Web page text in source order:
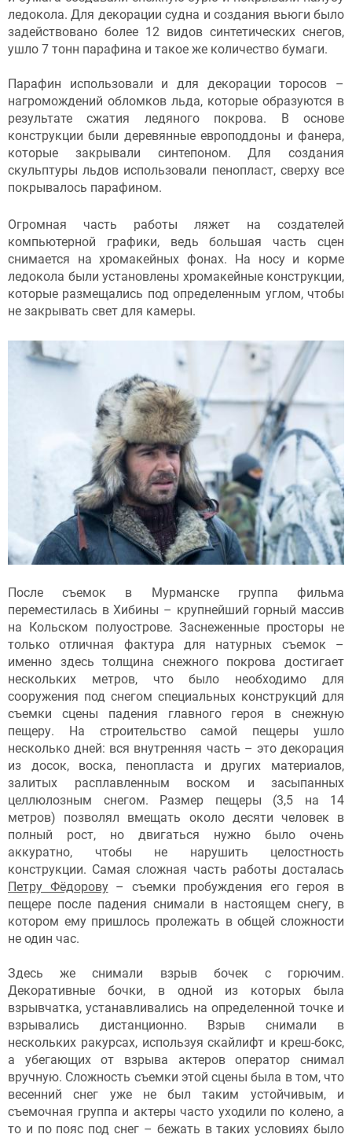
ледокола. Для декорации судна и создания вьюги было
задействовано более 12 видов синтетических снегов,
ушло 7 тонн парафина и такое же количество бумаги.
Парафин использовали и для декорации торосов –
нагромождений обломков льда, которые образуются в
результате сжатия ледяного покрова. В основе
конструкции были деревянные европоддоны и фанера,
которые закрывали синтепоном. Для создания
скульптуры льдов использовали пенопласт, сверху все
покрывалось парафином.
Огромная часть работы ляжет на создателей
компьютерной графики, ведь большая часть сцен
снимается на хромакейных фонах. На носу и корме
ледокола были установлены хромакейные конструкции,
которые размещались под определенным углом, чтобы
не закрывать свет для камеры.
После съемок в Мурманске группа фильма
переместилась в Хибины – крупнейший горный массив
на Кольском полуострове. Заснеженные просторы не
только отличная фактура для натурных съемок –
именно здесь толщина снежного покрова достигает
нескольких метров, что было необходимо для
сооружения под снегом специальных конструкций для
съемки сцены падения главного героя в снежную
пещеру. На строительство самой пещеры ушло
несколько дней: вся внутренняя часть – это декорация
из досок, воска, пенопласта и других материалов,
залитых расплавленным воском и засыпанных
целлюлозным снегом. Размер пещеры (3,5 на 14
метров) позволял вмещать около десяти человек в
полный рост, но двигаться нужно было очень
аккуратно, чтобы не нарушить целостность
конструкции. Самая сложная часть работы досталась
Петру Фёдорову– съемки пробуждения его героя в
пещере после падения снимали в настоящем снегу, в
котором ему пришлось пролежать в общей сложности
не один час.
Здесь же снимали взрыв бочек с горючим.
Декоративные бочки, в одной из которых была
взрывчатка, устанавливались на определенной точке и
взрывались дистанционно. Взрыв снимали в
нескольких ракурсах, используя скайлифт и креш-бокс,
а убегающих от взрыва актеров оператор снимал
вручную. Сложность съемки этой сцены была в том, что
весенний снег уже не был таким устойчивым, и
съемочная группа и актеры часто уходили по колено, а
то и по пояс под снег – бежать в таких условиях было